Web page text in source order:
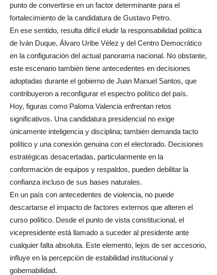
punto de convertirse en un factor determinante para el
fortalecimiento de la candidatura de Gustavo Petro.
En ese sentido, resulta difícil eludir la responsabilidad política
de Iván Duque, Álvaro Uribe Vélez y del Centro Democrático
en la configuración del actual panorama nacional. No obstante,
este escenario también tiene antecedentes en decisiones
adoptadas durante el gobierno de Juan Manuel Santos, que
contribuyeron a reconfigurar el espectro político del país.
Hoy, figuras como Paloma Valencia enfrentan retos
significativos. Una candidatura presidencial no exige
únicamente inteligencia y disciplina; también demanda tacto
político y una conexión genuina con el electorado. Decisiones
estratégicas desacertadas, particularmente en la
conformación de equipos y respaldos, pueden debilitar la
confianza incluso de sus bases naturales.
En un país con antecedentes de violencia, no puede
descartarse el impacto de factores externos que alteren el
curso político. Desde el punto de vista constitucional, el
vicepresidente está llamado a suceder al presidente ante
cualquier falta absoluta. Este elemento, lejos de ser accesorio,
influye en la percepción de estabilidad institucional y
gobernabilidad.